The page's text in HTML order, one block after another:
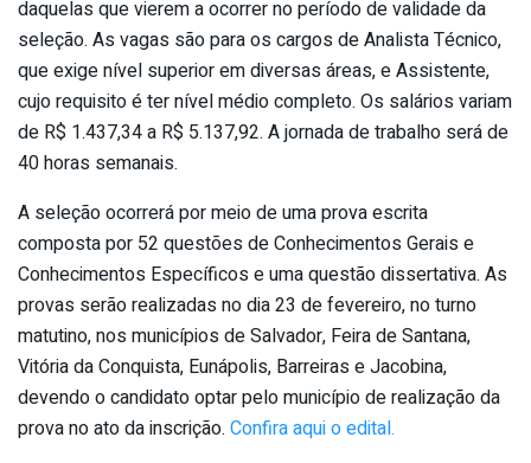
daquelas que vierem a ocorrer no período de validade da
seleção. As vagas são para os cargos de Analista Técnico,
que exige nível superior em diversas áreas, e Assistente,
cujo requisito é ter nível médio completo. Os salários variam
de R$ 1.437,34 a R$ 5.137,92. A jornada de trabalho será de
40 horas semanais.
A seleção ocorrerá por meio de uma prova escrita
composta por 52 questões de Conhecimentos Gerais e
Conhecimentos Específicos e uma questão dissertativa. As
provas serão realizadas no dia 23 de fevereiro, no turno
matutino, nos municípios de Salvador, Feira de Santana,
Vitória da Conquista, Eunápolis, Barreiras e Jacobina,
devendo o candidato optar pelo município de realização da
prova no ato da inscrição. Confira aqui o edital.